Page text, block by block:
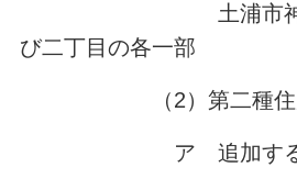
土浦市神立中
び二丁目の各一部
（2）第二種住
ア 追加する